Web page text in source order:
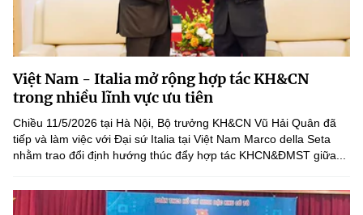
Việt Nam - Italia mở rộng hợp tác KH&CN
trong nhiều lĩnh vực ưu tiên
Chiều 11/5/2026 tại Hà Nội, Bộ trưởng KH&CN Vũ Hải Quân đã
tiếp và làm việc với Đại sứ Italia tại Việt Nam Marco della Seta
nhằm trao đổi định hướng thúc đẩy hợp tác KHCN&ĐMST giữa...